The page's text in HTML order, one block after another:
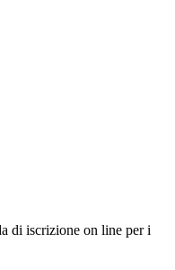
di iscrizione on line per i